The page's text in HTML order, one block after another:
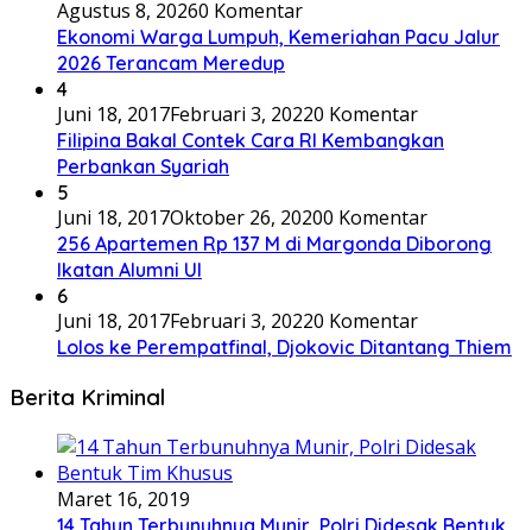
Agustus 8, 20260 Komentar
Ekonomi Warga Lumpuh, Kemeriahan Pacu Jalur
2026 Terancam Meredup
4
Juni 18, 2017Februari 3, 20220 Komentar
Filipina Bakal Contek Cara RI Kembangkan
Perbankan Syariah
5
Juni 18, 2017Oktober 26, 20200 Komentar
256 Apartemen Rp 137 M di Margonda Diborong
Ikatan Alumni UI
6
Juni 18, 2017Februari 3, 20220 Komentar
Lolos ke Perempatfinal, Djokovic Ditantang Thiem
Berita Kriminal
Maret 16, 2019
14 Tahun Terbunuhnya Munir, Polri Didesak Bentuk